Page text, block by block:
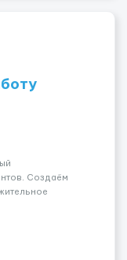
Создаём
💎 Честная